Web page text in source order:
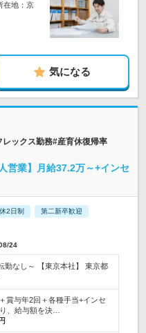
在地：京
気になる
ックス勤務#産育休復帰率
営業】月給37.2万～+インセ
2日制 第二新卒歓迎
24
勤なし～ 【東京本社】 東京都
賞与年2回＋各種手当+インセ
、給与額を決…